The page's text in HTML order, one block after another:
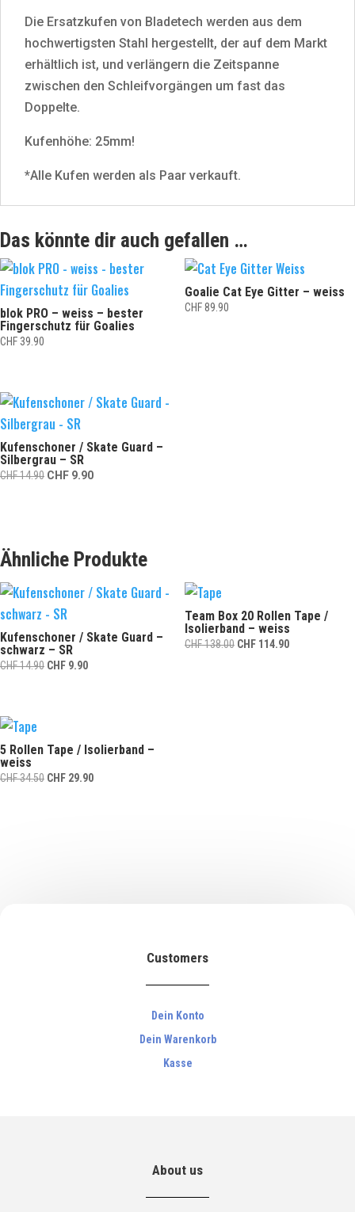
Die Ersatzkufen von Bladetech werden aus dem
hochwertigsten Stahl hergestellt, der auf dem Markt
erhältlich ist, und verlängern die Zeitspanne
zwischen den Schleifvorgängen um fast das
Doppelte.
Kufenhöhe: 25mm!
*Alle Kufen werden als Paar verkauft.
Das könnte dir auch gefallen …
blok PRO – weiss – bester
Fingerschutz für Goalies
CHF 39.90
Goalie Cat Eye Gitter – weiss
CHF89.90
Kufenschoner / Skate Guard –
Silbergrau – SR
CHF14.90 Ursprünglicher
CHF 9.90Aktueller
Ähnliche Produkte
Kufenschoner / Skate Guard –
schwarz – SR
CHF14.90 Ursprünglicher
CHF 9.90Aktueller
Team Box 20 Rollen Tape /
Isolierband – weiss
CHF138.00 Ursprünglicher
CHF114.90Aktueller
5 Rollen Tape / Isolierband –
weiss
CHF34.50 Ursprünglicher
CHF 29.90Aktueller
Customers
Dein Konto
Dein Warenkorb
Kasse
About us